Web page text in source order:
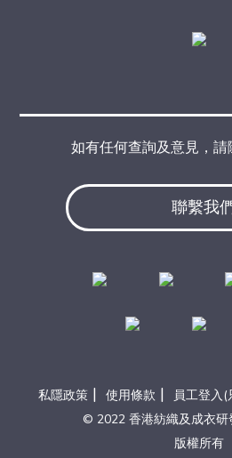
聯繫我
如有任何查詢及意見，請
私隱政策 | 使用條款 | 員工登入(
© 2022 香港紡織及成衣研
版權所有